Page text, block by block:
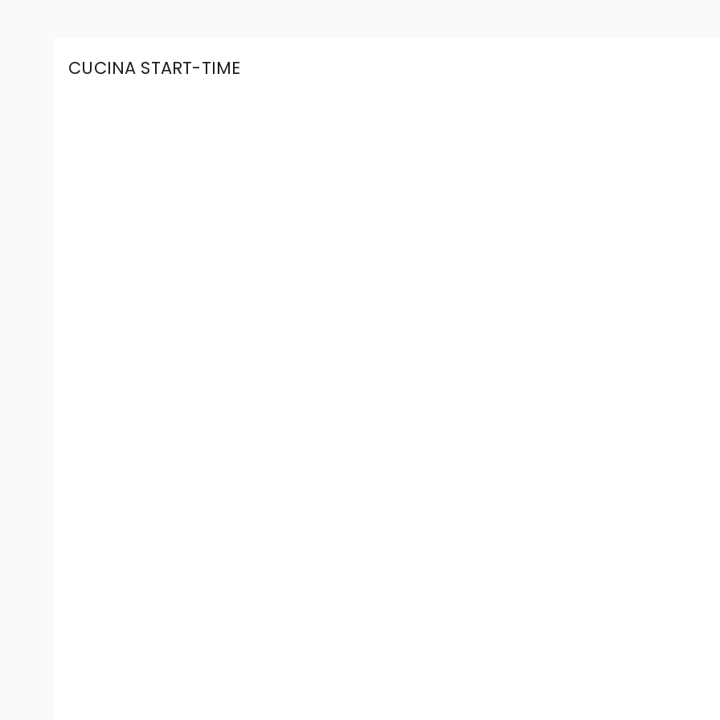
CUCINA START-TIME